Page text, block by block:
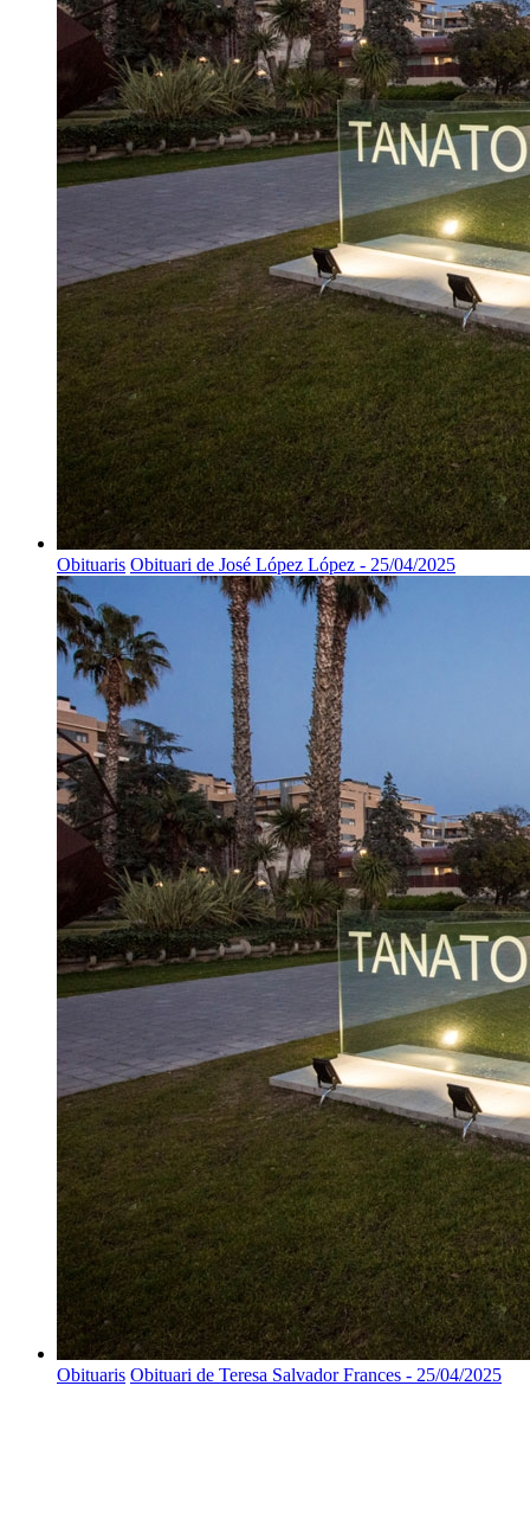
Obituaris Obituari de José López López - 25/04/2025
Obituaris Obituari de Teresa Salvador Frances - 25/04/2025